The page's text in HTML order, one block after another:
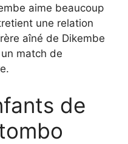
aime beaucoup
une relation
aîné de Dikembe
un match de
de